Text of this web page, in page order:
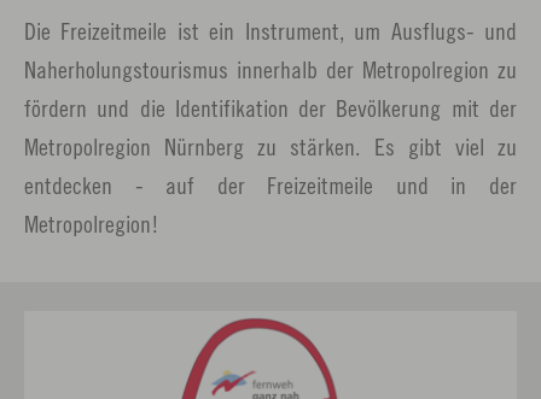
Die Freizeitmeile ist ein Instrument, um Ausflugs- und
Naherholungstourismus innerhalb der Metropolregion zu
fördern und die Identifikation der Bevölkerung mit der
Metropolregion Nürnberg zu stärken. Es gibt viel zu
entdecken - auf der Freizeitmeile und in der
Metropolregion!